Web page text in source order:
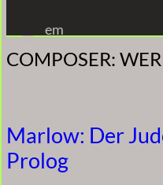
Inhalt
springen
em
COMPOSER:
Marlow: Der
Prolog